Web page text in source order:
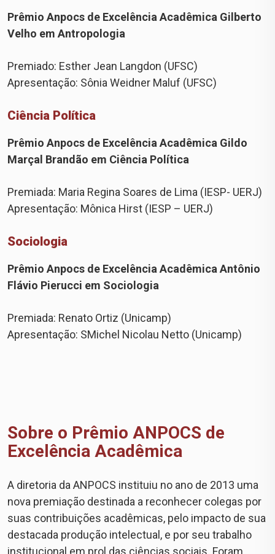
Prêmio Anpocs de Excelência Acadêmica Gilberto
Velho em Antropologia
Premiado: Esther Jean Langdon (UFSC)
Apresentação: Sônia Weidner Maluf (UFSC)
Ciência Política
Prêmio Anpocs de Excelência Acadêmica Gildo
Marçal Brandão em Ciência Política
Premiada: Maria Regina Soares de Lima (IESP- UERJ)
Apresentação: Mônica Hirst (IESP – UERJ)
Sociologia
Prêmio Anpocs de Excelência Acadêmica Antônio
Flávio Pierucci em Sociologia
Premiada: Renato Ortiz (Unicamp)
Apresentação: SMichel Nicolau Netto (Unicamp)
Sobre o Prêmio ANPOCS de
Excelência Acadêmica
A diretoria da ANPOCS instituiu no ano de 2013 uma
nova premiação destinada a reconhecer colegas por
suas contribuições acadêmicas, pelo impacto de sua
destacada produção intelectual, e por seu trabalho
institucional em prol das ciências sociais. Foram